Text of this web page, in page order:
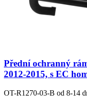
Přední ochranný
2012-2015, s EC
OT-R1270-03-B od 8-14